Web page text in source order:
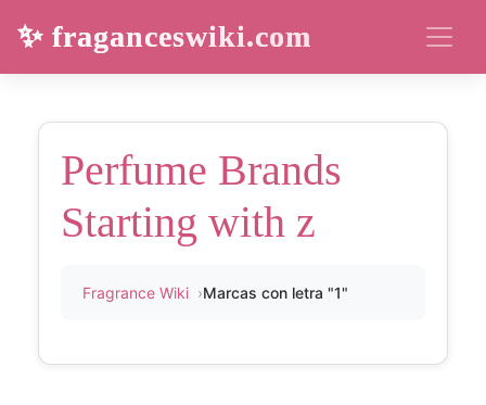
✨ fraganceswiki.com
Perfume Brands
Starting with z
Fragrance Wiki Marcas con letra "1"